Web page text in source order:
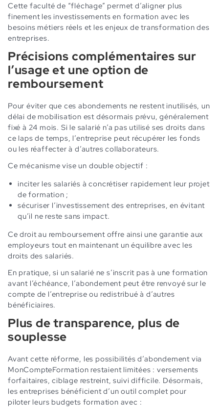
Cette faculté de “fléchage” permet d’aligner plus
finement les investissements en formation avec les
besoins métiers réels et les enjeux de transformation des
entreprises.
Précisions complémentaires sur
l’usage et une option de
remboursement
Pour éviter que ces abondements ne restent inutilisés, un
délai de mobilisation est désormais prévu, généralement
fixé à 24 mois. Si le salarié n’a pas utilisé ses droits dans
ce laps de temps, l’entreprise peut récupérer les fonds
ou les réaffecter à d’autres collaborateurs.
Ce mécanisme vise un double objectif :
inciter les salariés à concrétiser rapidement leur projet
de formation ;
sécuriser l’investissement des entreprises, en évitant
qu’il ne reste sans impact.
Ce droit au remboursement offre ainsi une garantie aux
employeurs tout en maintenant un équilibre avec les
droits des salariés.
En pratique, si un salarié ne s’inscrit pas à une formation
avant l’échéance, l’abondement peut être renvoyé sur le
compte de l’entreprise ou redistribué à d’autres
bénéficiaires.
Plus de transparence, plus de
souplesse
Avant cette réforme, les possibilités d’abondement via
MonCompteFormation restaient limitées : versements
forfaitaires, ciblage restreint, suivi difficile. Désormais,
les entreprises bénéficient d’un outil complet pour
piloter leurs budgets formation avec :